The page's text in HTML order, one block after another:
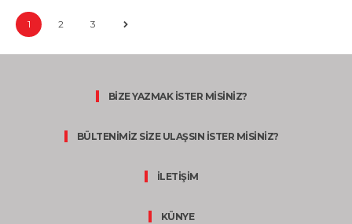
1 2 3
BİZE YAZMAK İSTER MİSİNİZ?
BÜLTENİMİZ SİZE ULAŞSIN İSTER MİSİNİZ?
İLETİŞİM
KÜNYE